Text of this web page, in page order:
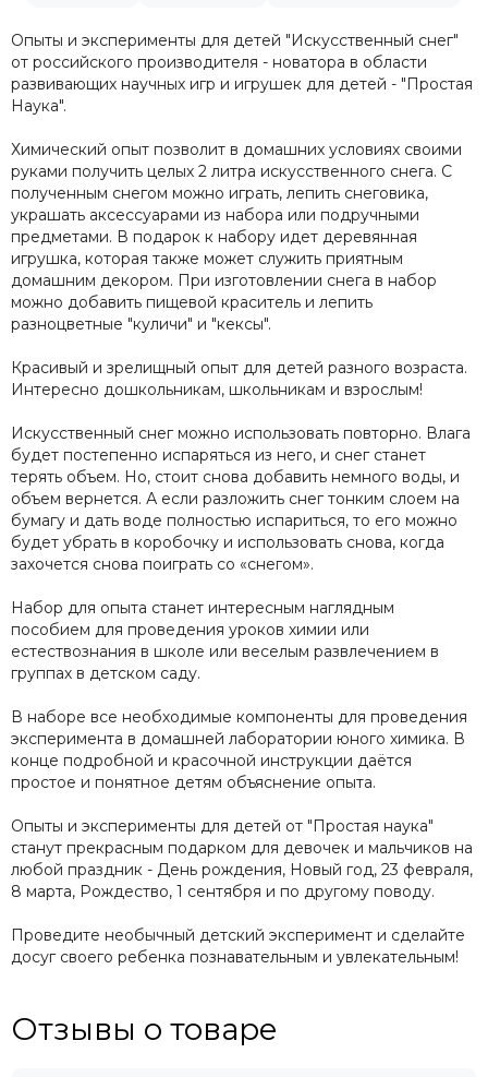
Опыты и эксперименты для детей "Искусственный снег"
от российского производителя - новатора в области
развивающих научных игр и игрушек для детей - "Простая
Наука".
Химический опыт позволит в домашних условиях своими
руками получить целых 2 литра искусственного снега. С
полученным снегом можно играть, лепить снеговика,
украшать аксессуарами из набора или подручными
предметами. В подарок к набору идет деревянная
игрушка, которая также может служить приятным
домашним декором. При изготовлении снега в набор
можно добавить пищевой краситель и лепить
разноцветные "куличи" и "кексы".
Красивый и зрелищный опыт для детей разного возраста.
Интересно дошкольникам, школьникам и взрослым!
Искусственный снег можно использовать повторно. Влага
будет постепенно испаряться из него, и снег станет
терять объем. Но, стоит снова добавить немного воды, и
объем вернется. А если разложить снег тонким слоем на
бумагу и дать воде полностью испариться, то его можно
будет убрать в коробочку и использовать снова, когда
захочется снова поиграть со «снегом».
Набор для опыта станет интересным наглядным
пособием для проведения уроков химии или
естествознания в школе или веселым развлечением в
группах в детском саду.
В наборе все необходимые компоненты для проведения
эксперимента в домашней лаборатории юного химика. В
конце подробной и красочной инструкции даётся
простое и понятное детям объяснение опыта.
Опыты и эксперименты для детей от "Простая наука"
станут прекрасным подарком для девочек и мальчиков на
любой праздник - День рождения, Новый год, 23 февраля,
8 марта, Рождество, 1 сентября и по другому поводу.
Проведите необычный детский эксперимент и сделайте
досуг своего ребенка познавательным и увлекательным!
Отзывы о товаре